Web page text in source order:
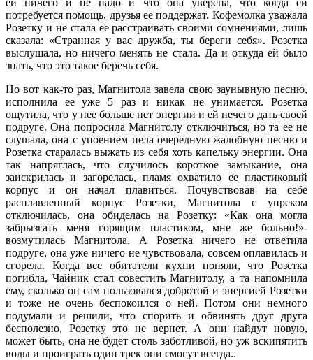
ей ничего и не надо и что она уверена, что когда ей
потребуется помощь, друзья ее поддержат. Кофемолка уважала
Розетку и не стала ее расстраивать своими сомнениями, лишь
сказала: «Странная у вас дружба, ты береги себя». Розетка
выслушала, но ничего менять не стала. Да и откуда ей было
знать, что это такое беречь себя.
Но вот как-то раз, Магнитола завела свою заунывную песню,
исполнила ее уже 5 раз и никак не унимается. Розетка
ощутила, что у нее больше нет энергии и ей нечего дать своей
подруге. Она попросила Магнитолу отключиться, но та ее не
слушала, она с упоением пела очередную жалобную песню и
Розетка старалась выжать из себя хоть капельку энергии. Она
так напряглась, что случилось короткое замыкание, она
заискрилась и загорелась, пламя охватило ее пластиковый
корпус и он начал плавиться. Почувствовав на себе
расплавленный корпус Розетки, Магнитола с упреком
отключилась, она обиделась на Розетку: «Как она могла
забрызгать меня горящим пластиком, мне же больно!»-
возмутилась Магнитола. А Розетка ничего не ответила
подруге, она уже ничего не чувствовала, совсем оплавилась и
сгорела. Когда все обитатели кухни поняли, что Розетка
погибла, Чайник стал совестить Магнитолу, а та напомнила
ему, сколько он сам пользовался добротой и энергией Розетки
и тоже не очень беспокоился о ней. Потом они немного
подумали и решили, что спорить и обвинять друг друга
бесполезно, Розетку это не вернет. А они найдут новую,
может быть, она не будет столь заботливой, но уж вскипятить
воды и проиграть один трек они смогут всегда..